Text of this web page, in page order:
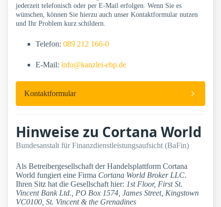
jederzeit telefonisch oder per E-Mail erfolgen. Wenn Sie es
wünschen, können Sie hierzu auch unser Kontaktformular nutzen
und Ihr Problem kurz schildern.
Telefon: 089 212 166-0
E-Mail: info@kanzlei-ebp.de
Kontaktformular
Hinweise zu Cortana World
Bundesanstalt für Finanzdienstleistungsaufsicht (BaFin)
Als Betreibergesellschaft der Handelsplattform Cortana
World fungiert eine Firma Cortana World Broker LLC.
Ihren Sitz hat die Gesellschaft hier: 1st Floor, First St.
Vincent Bank Ltd., PO Box 1574, James Street, Kingstown
VC0100, St. Vincent & the Grenadines